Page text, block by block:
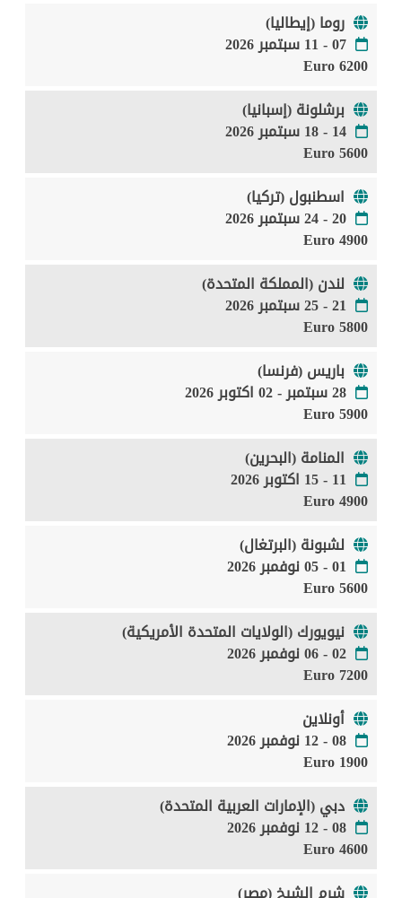
روما (إيطاليا)
07 - 11 سبتمبر 2026
6200 Euro
برشلونة (إسبانيا)
14 - 18 سبتمبر 2026
5600 Euro
اسطنبول (تركيا)
20 - 24 سبتمبر 2026
4900 Euro
لندن (المملكة المتحدة)
21 - 25 سبتمبر 2026
5800 Euro
باريس (فرنسا)
28 سبتمبر - 02 اكتوبر 2026
5900 Euro
المنامة (البحرين)
11 - 15 اكتوبر 2026
4900 Euro
لشبونة (البرتغال)
01 - 05 نوفمبر 2026
5600 Euro
نيويورك (الولايات المتحدة الأمريكية)
02 - 06 نوفمبر 2026
7200 Euro
أونلاين
08 - 12 نوفمبر 2026
1900 Euro
دبي (الإمارات العربية المتحدة)
08 - 12 نوفمبر 2026
4600 Euro